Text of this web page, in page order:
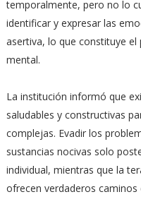
temporalmente, pero no lo
identificar y expresar las
asertiva, lo que constituye el
mental.
La institución informó que
saludables y constructivas
complejas. Evadir los
sustancias nocivas solo
individual, mientras que la
ofrecen verdaderos caminos